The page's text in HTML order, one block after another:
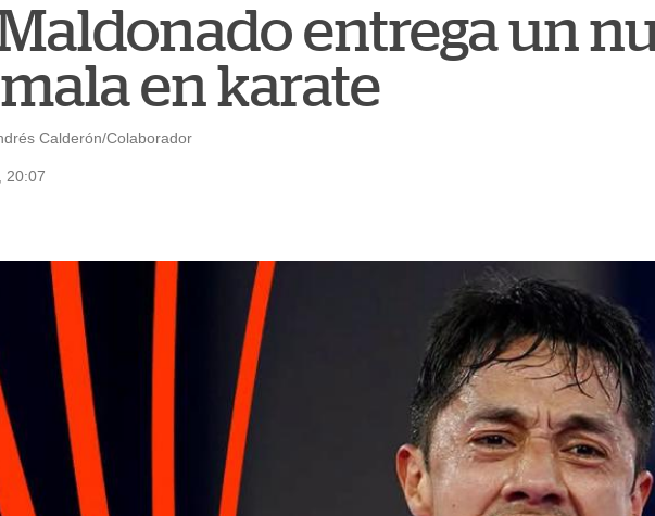
entrega un
en karate
Calderón/Colaborador
20:07